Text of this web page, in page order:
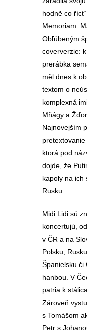
hodně co
Memoriam:
Obľúbeným
coververzie:
prerábka
měl dnes k
textom o
komplexná
Mňágy a
Najnovejším
pretextovanie
ktorá pod
dojde, že
kapoly na ich
Rusku.
Midi Lidi sú
koncertujú,
v ČR a na
Polsku,
Španielsku či
hanbou. V
patria k
Zároveň
s Tomášom
Petr s